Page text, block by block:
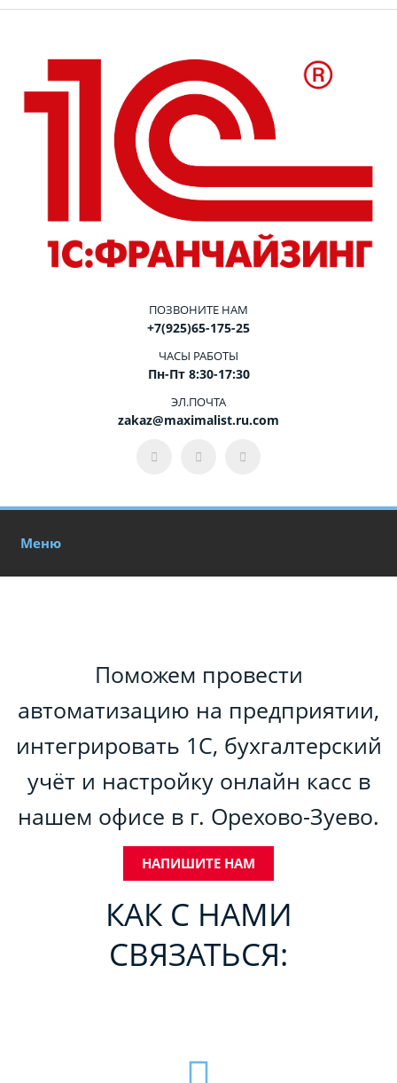
ПОЗВОНИТЕ НАМ
+7(925)65-175-25
ЧАСЫ РАБОТЫ
Пн-Пт 8:30-17:30
ЭЛ.ПОЧТА
zakaz@maximalist.ru.com
Меню
Поможем провести
автоматизацию на предприятии,
интегрировать 1С, бухгалтерский
учёт и настройку онлайн касс в
нашем офисе в г. Орехово-Зуево.
НАПИШИТЕ НАМ
КАК С НАМИ
СВЯЗАТЬСЯ: